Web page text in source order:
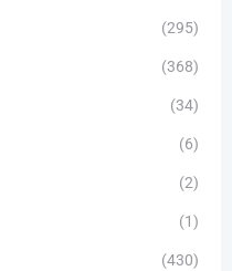
(295)
(368)
(34)
(6)
(2)
(1)
(430)